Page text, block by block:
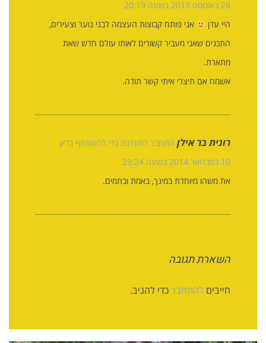
28 באוגוסט 2013 בשעה 20:19
היי עדן
אני פותח קבוצות העצמה לבני נוער וצעירים,
התכנים שאני מעביר קשורים לאותו עולם חדש שאת
מתארת.
אשמח אם תיצרי איתי קשר תודה.
רונית בר אילן התחבר למערכת כדי להשתתף בדיון
10 בפברואר 2014 בשעה 23:24
את משהו מיוחדת במינך, באמת ובתמים.
השארת תגובה
חייבים להתחברכדי להגיב.